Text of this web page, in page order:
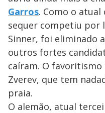
Garros. Como o atual
sequer competiu por
Sinner, foi eliminado
outros fortes
caíram. O favoritismo
Zverev, que tem
praia.
O alemão, atual